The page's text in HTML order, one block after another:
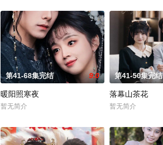
第41-68集完结 9.0
暖阳照寒夜
暂无简介
第41-50集完结
落幕山茶花
暂无简介